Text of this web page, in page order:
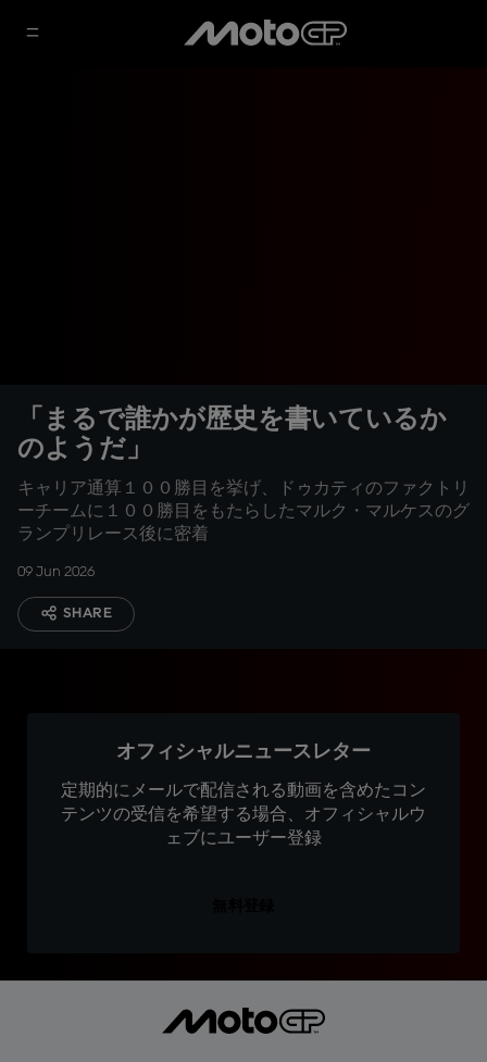
「まるで誰かが歴史を書いているか
のようだ」
キャリア通算１００勝目を挙げ、ドゥカティのファクトリ
ーチームに１００勝目をもたらしたマルク・マルケスのグ
ランプリレース後に密着
09 Jun 2026
SHARE
オフィシャルニュースレター
定期的にメールで配信される動画を含めたコン
テンツの受信を希望する場合、オフィシャルウ
ェブにユーザー登録